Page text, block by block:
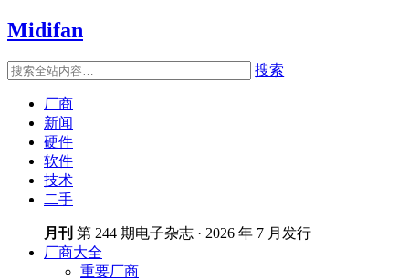
Midifan
搜索
厂商
新闻
硬件
软件
技术
二手
月刊 第 244 期电子杂志 · 2026 年 7 月发行
厂商大全
重要厂商